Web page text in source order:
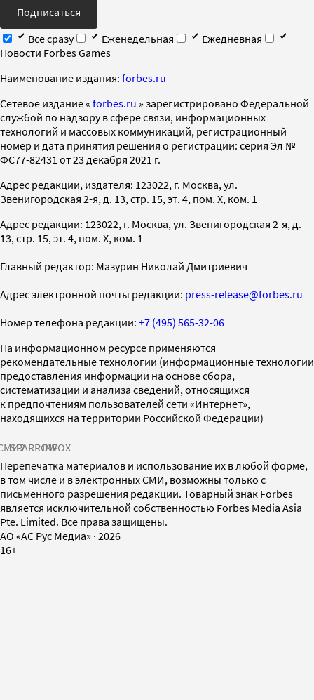
Подписаться
Все сразу
Еженедельная
Ежедневная
Новости Forbes Games
Наименование издания: forbes.ru
Cетевое издание « forbes.ru » зарегистрировано Федеральной
службой по надзору в сфере связи, информационных
технологий и массовых коммуникаций, регистрационный
номер и дата принятия решения о регистрации: серия Эл №
ФС77-82431 от 23 декабря 2021 г.
Адрес редакции, издателя: 123022, г. Москва, ул.
Звенигородская 2-я, д. 13, стр. 15, эт. 4, пом. X, ком. 1
Адрес редакции: 123022, г. Москва, ул. Звенигородская 2-я, д.
13, стр. 15, эт. 4, пом. X, ком. 1
Главный редактор: Мазурин Николай Дмитриевич
Адрес электронной почты редакции: press-release@forbes.ru
Номер телефона редакции: +7 (495) 565-32-06
На информационном ресурсе применяются
рекомендательные технологии (информационные технологии
предоставления информации на основе сбора,
систематизации и анализа сведений, относящихся
к предпочтениям пользователей сети «Интернет»,
находящихся на территории Российской Федерации)
SPARROWINFOX
Перепечатка материалов и использование их в любой форме,
в том числе и в электронных СМИ, возможны только с
письменного разрешения редакции. Товарный знак Forbes
является исключительной собственностью Forbes Media Asia
Pte. Limited. Все права защищены.
AO «АС Рус Медиа» · 2026
16+